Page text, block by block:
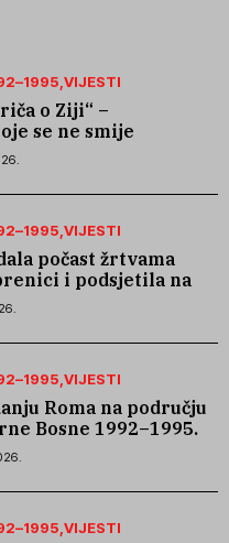
VIJESTI
o Ziji“ –
se ne smije
VIJESTI
počast žrtvama
i podsjetila na
Skočića
VIJESTI
Roma na području
Bosne 1992–1995.
VIJESTI